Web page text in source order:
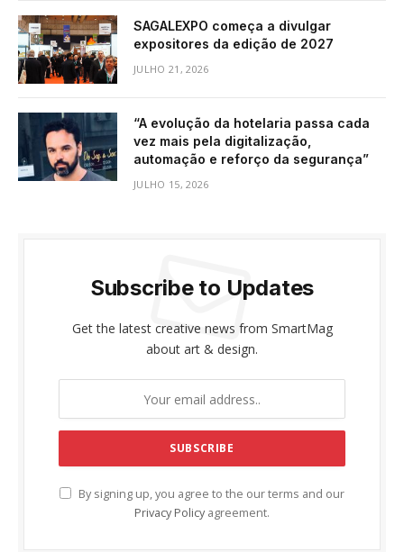
SAGALEXPO começa a divulgar
expositores da edição de 2027
JULHO 21, 2026
“A evolução da hotelaria passa cada
vez mais pela digitalização,
automação e reforço da segurança”
JULHO 15, 2026
Subscribe to Updates
Get the latest creative news from SmartMag
about art & design.
By signing up, you agree to the our terms and our
Privacy Policy agreement.